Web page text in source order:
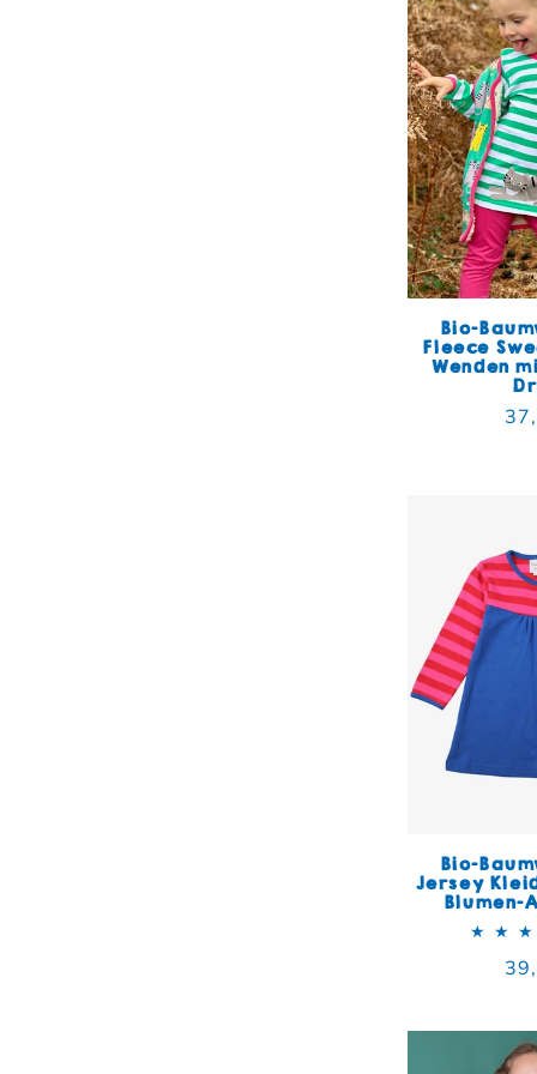
Bio-
Fleece
Wenden
Bio-
Jersey
Blumen-